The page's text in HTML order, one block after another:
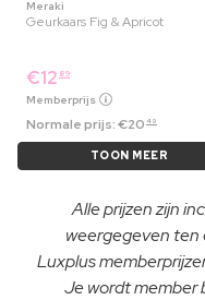
Meraki
Geurkaars Fig & Apricot
€12 89
Memberprijs
Normale prijs:€20 49
TOON MEER
Alle prijzen zijn
weergegeven ten
Luxplus
Je wordt member